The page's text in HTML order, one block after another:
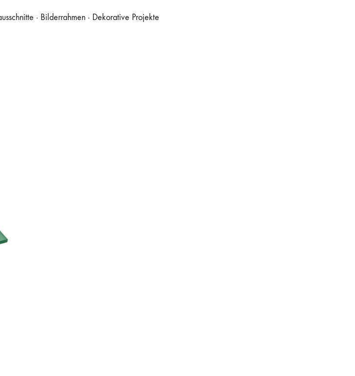
· Bilderrahmen · Dekorative Projekte